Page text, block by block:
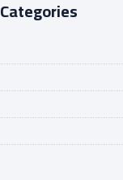
Categories